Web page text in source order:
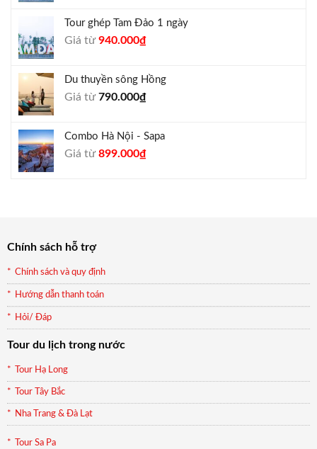
1.800.000₫. là:
Tour ghép Tam Đảo 1 ngày
Giá từGiá
1.000.000₫.
940.000₫Giá
là:
Du thuyền sông Hồng
Giá từ790.000₫
Combo Hà Nội - Sapa
Giá từGiá
899.000₫Giá
Chính sách hỗ trợ
Chính sách và quy định
Hướng dẫn thanh toán
Hỏi/ Đáp
Tour du lịch trong nước
Tour Hạ Long
Tour Tây Bắc
Nha Trang & Đà Lạt
Tour Sa Pa